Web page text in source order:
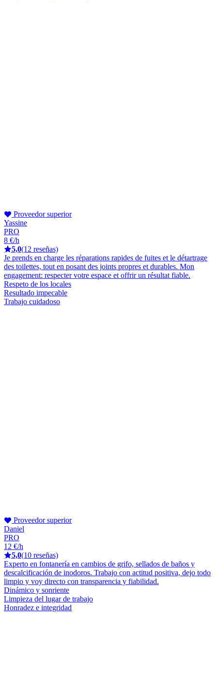
Proveedor superior
Yassine
PRO
8 €/h
5,0(12 reseñas)
Je prends en charge les réparations rapides de fuites et le détartrage
des toilettes, tout en posant des joints propres et durables. Mon
engagement: respecter votre espace et offrir un résultat fiable.
Respeto de los locales
Resultado impecable
Trabajo cuidadoso
Proveedor superior
Daniel
PRO
12 €/h
5,0(10 reseñas)
Experto en fontanería en cambios de grifo, sellados de baños y
descalcificación de inodoros. Trabajo con actitud positiva, dejo todo
limpio y voy directo con transparencia y fiabilidad.
Dinámico y sonriente
Limpieza del lugar de trabajo
Honradez e integridad